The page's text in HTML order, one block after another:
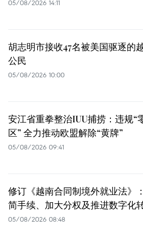
05/08/2026 14:11
胡志明市接收47名被美国驱逐的
公民
05/08/2026 10:00
安江省重拳整治IUU捕捞：违规“
区” 全力推动欧盟解除“黄牌”
05/08/2026 09:41
修订《越南合同制境外就业法》
简手续、加大分权及推进数字化
05/08/2026 08:48